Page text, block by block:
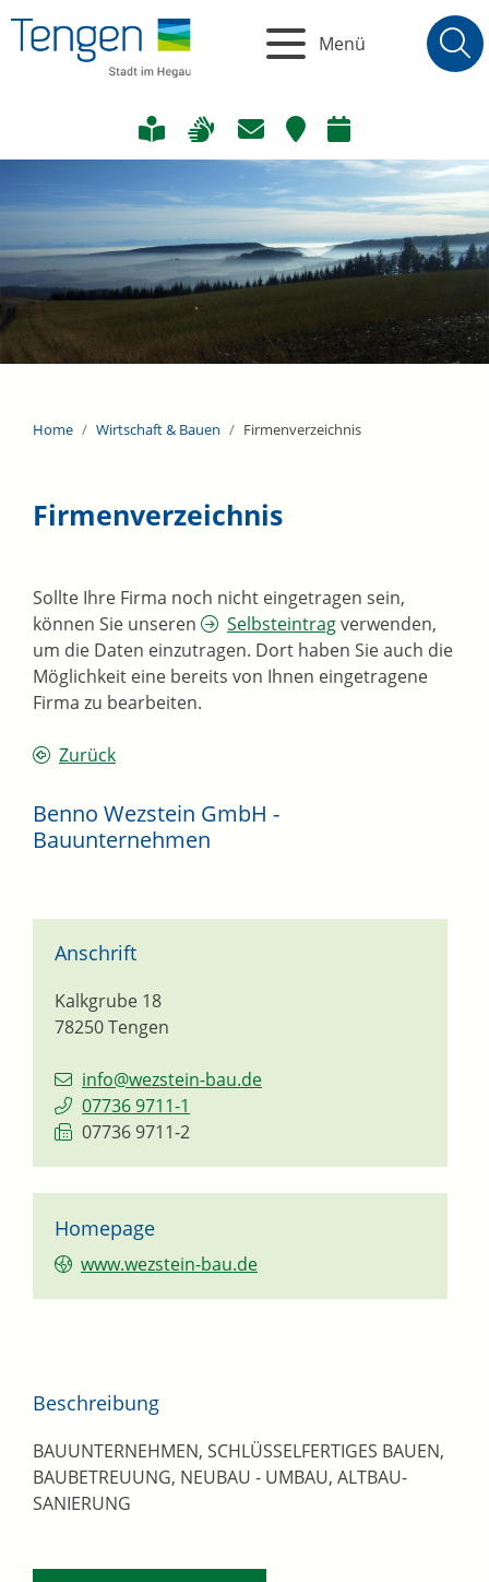
Menü
Home Wirtschaft & Bauen Firmenverzeichnis
Firmenverzeichnis
Sollte Ihre Firma noch nicht eingetragen sein,
können Sie unseren
Selbsteintragverwenden,
um die Daten einzutragen. Dort haben Sie auch die
Möglichkeit eine bereits von Ihnen eingetragene
Firma zu bearbeiten.
Zurück
Benno Wezstein GmbH -
Bauunternehmen
Anschrift
Kalkgrube 18
78250Tengen
info@wezstein-bau.de
07736 9711-1
07736 9711-2
Homepage
www.wezstein-bau.de
Beschreibung
BAUUNTERNEHMEN, SCHLÜSSELFERTIGES BAUEN,
BAUBETREUUNG, NEUBAU - UMBAU, ALTBAU-
SANIERUNG